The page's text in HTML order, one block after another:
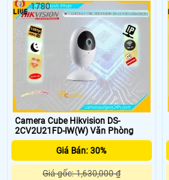
Camera Cube Hikvision DS-
2CV2U21FD-IW(W) Văn Phòng
Giá Bán: 30%
Giá gốc: 1,630,000 ₫
1780